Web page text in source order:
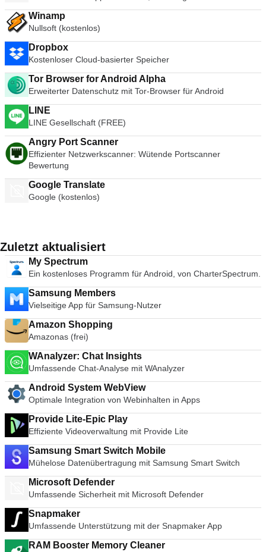
Winamp
Nullsoft (kostenlos)
Dropbox
Kostenloser Cloud-basierter Speicher
Tor Browser for Android Alpha
Erweiterter Datenschutz mit Tor-Browser für Android
LINE
LINE Gesellschaft (FREE)
Angry Port Scanner
Effizienter Netzwerkscanner: Wütende Portscanner
Bewertung
Google Translate
Google (kostenlos)
Zuletzt aktualisiert
My Spectrum
Ein kostenloses Programm für Android, von CharterSpectrum.
Samsung Members
Vielseitige App für Samsung-Nutzer
Amazon Shopping
Amazonas (frei)
WAnalyzer: Chat Insights
Umfassende Chat-Analyse mit WAnalyzer
Android System WebView
Optimale Integration von Webinhalten in Apps
Provide Lite-Epic Play
Effiziente Videoverwaltung mit Provide Lite
Samsung Smart Switch Mobile
Mühelose Datenübertragung mit Samsung Smart Switch
Microsoft Defender
Umfassende Sicherheit mit Microsoft Defender
Snapmaker
Umfassende Unterstützung mit der Snapmaker App
RAM Booster Memory Cleaner